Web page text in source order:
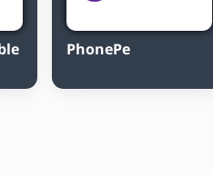
PhonePe